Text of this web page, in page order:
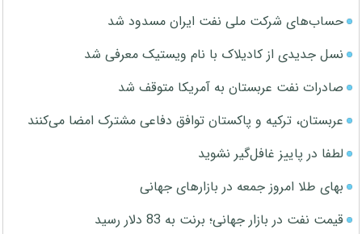
حساب‌های شرکت ملی نفت ایران مسدود شد
نسل جدیدی از کادیلاک با نام ویستیک معرفی شد
صادرات نفت عربستان به آمریکا متوقف شد
عربستان، ترکیه و پاکستان توافق دفاعی مشترک امضا می‌کنند
لطفا در پاییز غافل‌گیر نشوید
بهای طلا امروز جمعه در بازارهای جهانی
قیمت نفت در بازار جهانی؛ برنت به 83 دلار رسید